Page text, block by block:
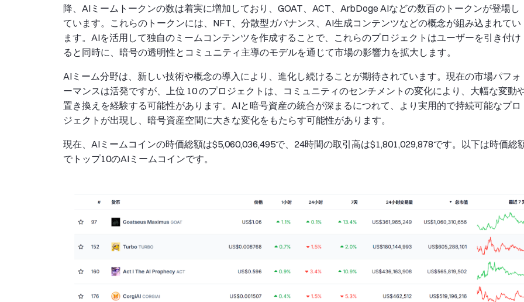
降、AIミームトークンの数は着実に増加しており、GOAT、ACT、ArbDoge AIなどの数百のトークンが登場し
ています。これらのトークンには、NFT、分散型ガバナンス、AI生成コンテンツなどの概念が組み込まれてい
ます。AIを活用して独自のミームコンテンツを作成することで、これらのプロジェクトはユーザーを引き付け
ると同時に、暗号の透明性とコミュニティ主導のモデルを通じて市場の影響力を拡大します。
AIミーム分野は、新しい技術や概念の導入により、進化し続けることが期待されています。現在の市場パフォ
ーマンスは活発ですが、上位 10 のプロジェクトは、コミュニティのセンチメントの変化により、大幅な変動
置き換えを経験する可能性があります。AIと暗号資産の統合が深まるにつれて、より実用的で持続可能なプロ
ジェクトが出現し、暗号資産空間に大きな変化をもたらす可能性があります。
現在、AIミームコインの時価総額は$5,060,036,495で、24時間の取引高は$1,801,029,878です。以下は時価総
でトップ10のAIミームコインです。